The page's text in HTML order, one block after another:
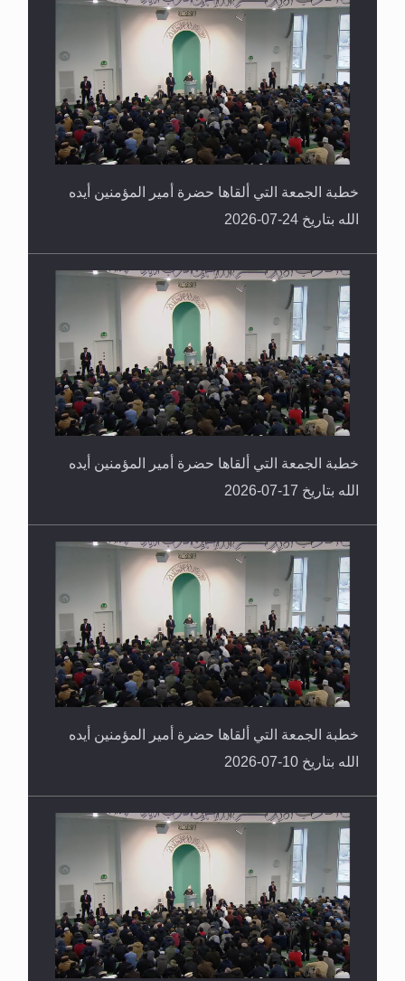
خطبة الجمعة التي ألقاها حضرة أمير المؤمنين أيده
الله بتاريخ 24-07-2026
خطبة الجمعة التي ألقاها حضرة أمير المؤمنين أيده
الله بتاريخ 17-07-2026
خطبة الجمعة التي ألقاها حضرة أمير المؤمنين أيده
الله بتاريخ 10-07-2026